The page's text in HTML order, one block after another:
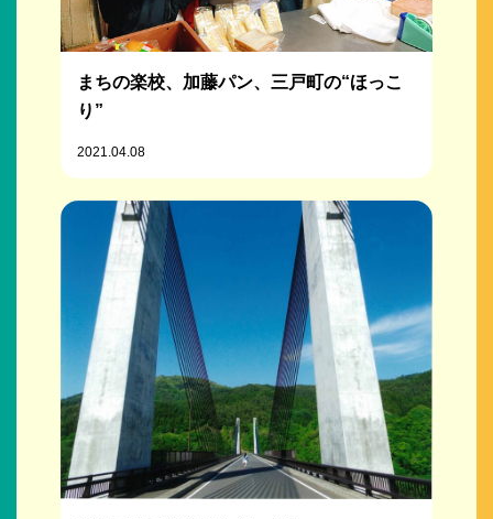
まちの楽校、加藤パン、三戸町の“ほっこ
り”
2021.04.08